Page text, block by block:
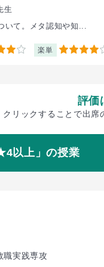
生
いて。メタ認知や知...
楽単 4
評価
クリックすることで出席
以上」の授業
職実践専攻